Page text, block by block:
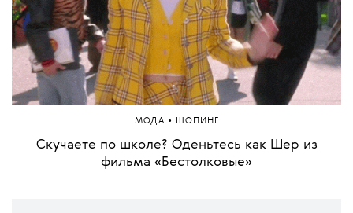
МОДА • ШОПИНГ
Скучаете по школе? Оденьтесь как Шер из
фильма «Бестолковые»